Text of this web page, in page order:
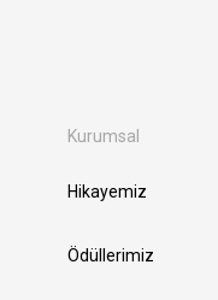
Kurumsal
Hikayemiz
Ödüllerimiz